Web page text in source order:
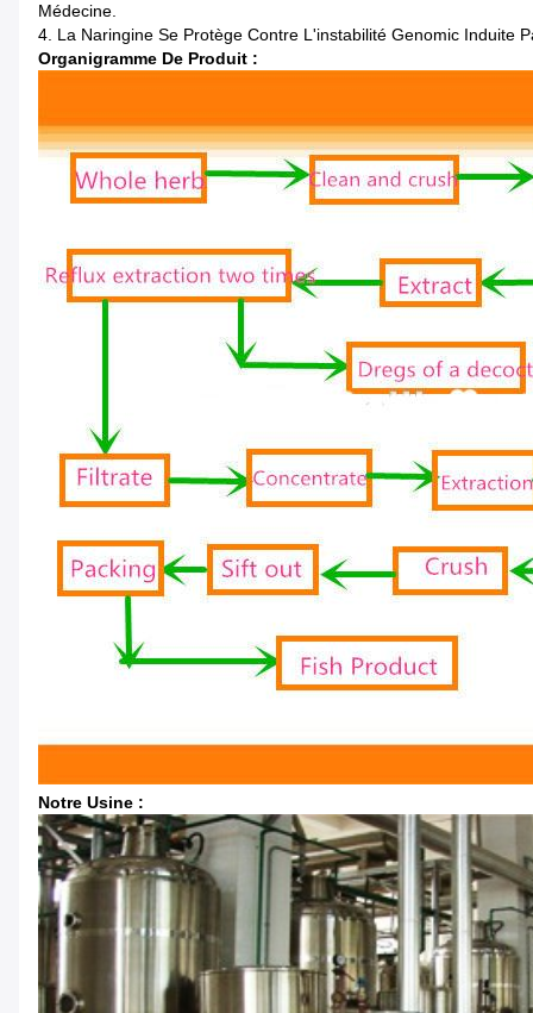
Médecine.
4. La Naringine Se Protège Contre L'instabilité Genomic Induite
Organigramme De Produit :
Notre Usine :